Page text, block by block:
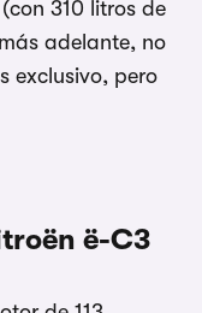
310 litros de
adelante, no
exclusivo, pero
ë-C3